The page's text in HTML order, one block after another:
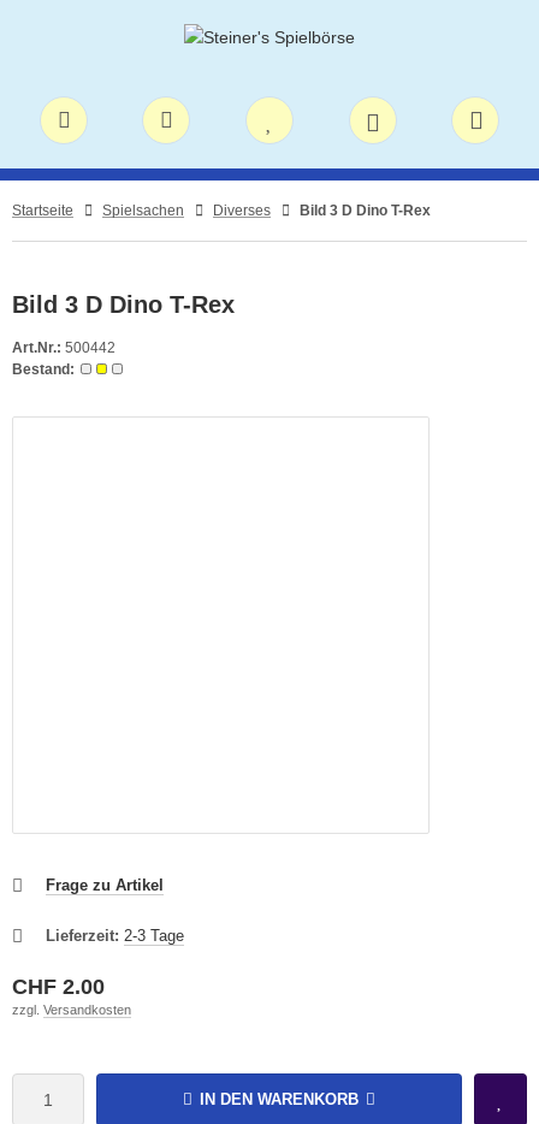
Startseite Spielsachen Diverses Bild 3 D Dino T-Rex
Bild 3 D Dino T-Rex
Art.Nr.: 500442
Bestand:
Frage zu Artikel
Lieferzeit: 2-3 Tage
CHF 2.00
zzgl. Versandkosten
IN DEN WARENKORB